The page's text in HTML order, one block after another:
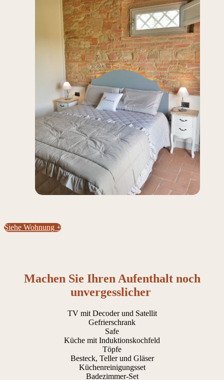
Siehe Wohnung +
Machen Sie Ihren Aufenthalt noch
unvergesslicher
TV mit Decoder und Satellit
Gefrierschrank
Safe
Küche mit Induktionskochfeld
Töpfe
Besteck, Teller und Gläser
Küchenreinigungsset
Badezimmer-Set